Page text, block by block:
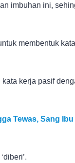
imbuhan ini,
membentuk
kerja pasif
Tewas, Sang